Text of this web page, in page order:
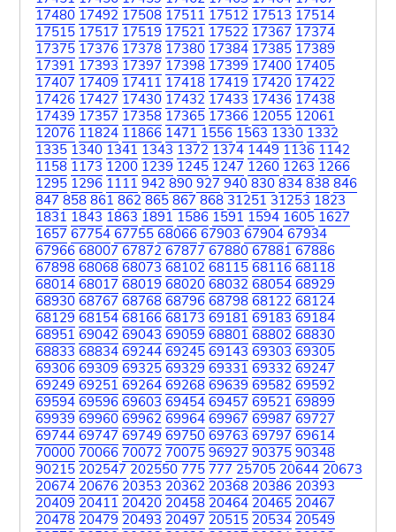
17480 17492 17508 17511 17512 17513 17514
17515 17517 17519 17521 17522 17367 17374
17375 17376 17378 17380 17384 17385 17389
17391 17393 17397 17398 17399 17400 17405
17407 17409 17411 17418 17419 17420 17422
17426 17427 17430 17432 17433 17436 17438
17439 17357 17358 17365 17366 12055 12061
12076 11824 11866 1471 1556 1563 1330 1332
1335 1340 1341 1343 1372 1374 1449 1136 1142
1158 1173 1200 1239 1245 1247 1260 1263 1266
1295 1296 1111 942 890 927 940 830 834 838 846
847 858 861 862 865 867 868 31251 31253 1823
1831 1843 1863 1891 1586 1591 1594 1605 1627
1657 67754 67755 68066 67903 67904 67934
67966 68007 67872 67877 67880 67881 67886
67898 68068 68073 68102 68115 68116 68118
68014 68017 68019 68020 68032 68054 68929
68930 68767 68768 68796 68798 68122 68124
68129 68154 68166 68173 69181 69183 69184
68951 69042 69043 69059 68801 68802 68830
68833 68834 69244 69245 69143 69303 69305
69306 69309 69325 69329 69331 69332 69247
69249 69251 69264 69268 69639 69582 69592
69594 69596 69603 69454 69457 69521 69899
69939 69960 69962 69964 69967 69987 69727
69744 69747 69749 69750 69763 69797 69614
70000 70066 70072 70075 96927 90375 90348
90215 202547 202550 775 777 25705 20644 20673
20674 20676 20353 20362 20368 20386 20393
20409 20411 20420 20458 20464 20465 20467
20478 20479 20493 20497 20515 20534 20549